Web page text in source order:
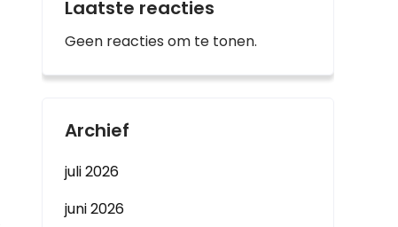
Laatste reacties
Geen reacties om te tonen.
Archief
juli 2026
juni 2026